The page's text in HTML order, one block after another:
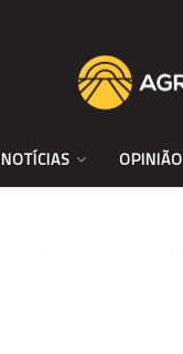
NOTÍCIAS OPINIÃO